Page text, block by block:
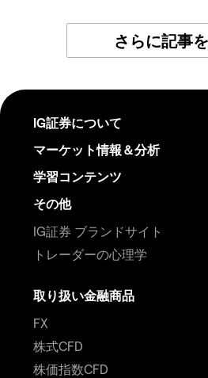
さらに記事
IG証券について
マーケット情報＆分析
学習コンテンツ
その他
IG証券 ブランドサイト
トレーダーの心理学
取り扱い金融商品
FX
株式CFD
株価指数CFD